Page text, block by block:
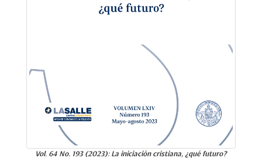
Vol. 64 No. 193 (2023): La iniciación cristiana, ¿qué futuro?